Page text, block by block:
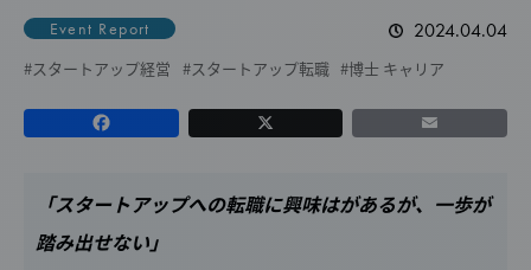
Event Report 2024.04.04
スタートアップ経営 スタートアップ転職 博士 キャリア
「スタートアップへの転職に興味はがあるが、一歩が
踏み出せない」